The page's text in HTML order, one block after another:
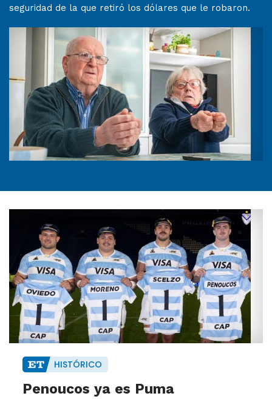
seguridad de la que retiró los dólares que le robaron.
HISTÓRICO
Penoucos ya es Puma